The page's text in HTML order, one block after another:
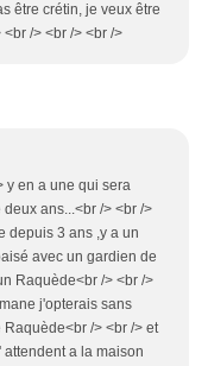
être crétin, je veux être
/> <br /> <br />
y en a une qui sera
ans...<br /> <br />
depuis 3 ans ,y a un
avec un gardien de
Raquède<br /> <br />
j'opterais sans
/> <br /> et
a la maison